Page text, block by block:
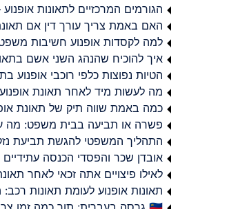
הגורמים המרכזיים לתאונות
האם באמת צריך עורך דין אם
למה לקסדות אופנוע חשיבות
איך להוכיח שהנהג השני אשם
הטיות נפוצות כלפי רוכבי אופנוע
מה לעשות מיד לאחר תאונת
כמה באמת שווה תיק של תאונת
פשרה או תביעה בבית משפט: מה
התהליך המשפטי להגשת תביעת
אובדן שכר והפסדי הכנסה
לאילו פיצויים אתה זכאי לאחר
תאונות אופנוע לעומת תאונות